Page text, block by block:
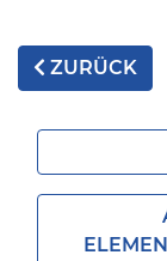
ZURÜCK